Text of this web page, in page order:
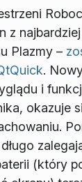
z
Plazmy –
.
i
okazuje
(który